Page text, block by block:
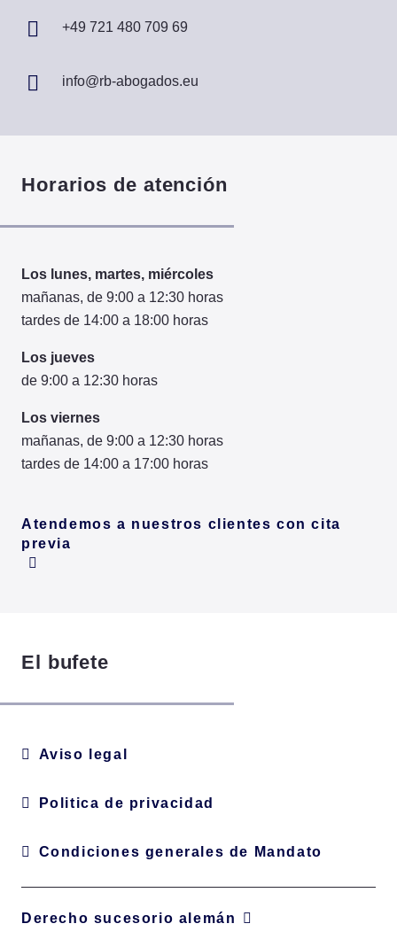
+49 721 480 709 69
info@rb-abogados.eu
Horarios de atención
Los lunes, martes, miércoles
mañanas, de 9:00 a 12:30 horas
tardes de 14:00 a 18:00 horas
Los jueves
de 9:00 a 12:30 horas
Los viernes
mañanas, de 9:00 a 12:30 horas
tardes de 14:00 a 17:00 horas
Atendemos a nuestros clientes con cita
previa
El bufete
Aviso legal
Politica de privacidad
Condiciones generales de Mandato
Derecho sucesorio alemán